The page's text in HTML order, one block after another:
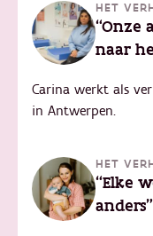
HET
“Onze
naar
Carina werkt als
in Antwerpen.
HET
“Elke
anders"